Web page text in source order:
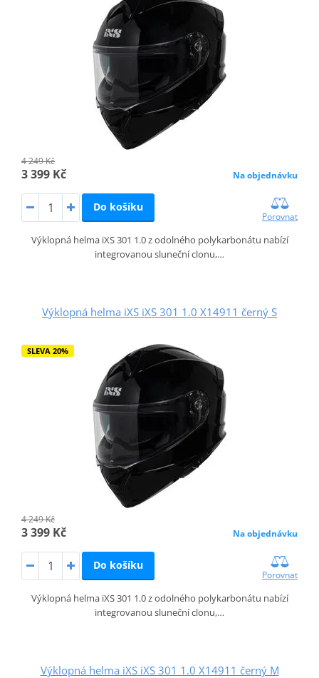
4 249 Kč
3 399 Kč Na objednávku
Do košíku
Porovnat
Výklopná helma iXS 301 1.0 z odolného polykarbonátu nabízí
integrovanou sluneční clonu,…
Výklopná helma iXS iXS 301 1.0 X14911 černý S
SLEVA 20%
4 249 Kč
3 399 Kč Na objednávku
Do košíku
Porovnat
Výklopná helma iXS 301 1.0 z odolného polykarbonátu nabízí
integrovanou sluneční clonu,…
Výklopná helma iXS iXS 301 1.0 X14911 černý M